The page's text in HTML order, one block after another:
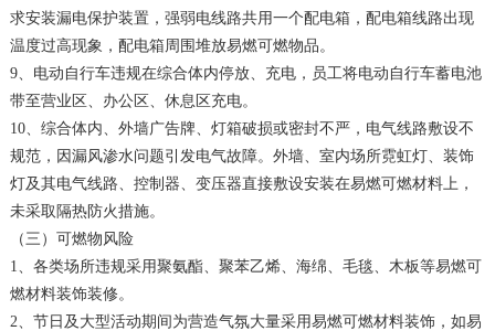
求安装漏电保护装置，强弱电线路共用一个配电箱，配电箱线路出现
温度过高现象，配电箱周围堆放易燃可燃物品。
9、电动自行车违规在综合体内停放、充电，员工将电动自行车蓄电池
带至营业区、办公区、休息区充电。
10、综合体内、外墙广告牌、灯箱破损或密封不严，电气线路敷设不
规范，因漏风渗水问题引发电气故障。外墙、室内场所霓虹灯、装饰
灯及其电气线路、控制器、变压器直接敷设安装在易燃可燃材料上，
未采取隔热防火措施。
（三）可燃物风险
1、各类场所违规采用聚氨酯、聚苯乙烯、海绵、毛毯、木板等易燃可
燃材料装饰装修。
2、节日及大型活动期间为营造气氛大量采用易燃可燃材料装饰，如易